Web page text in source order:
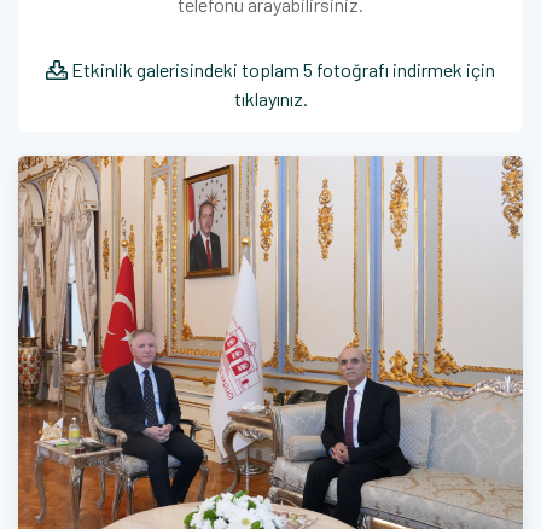
Etkinlik galerisindeki toplam 5 fotoğrafı indirmek için
tıklayınız.